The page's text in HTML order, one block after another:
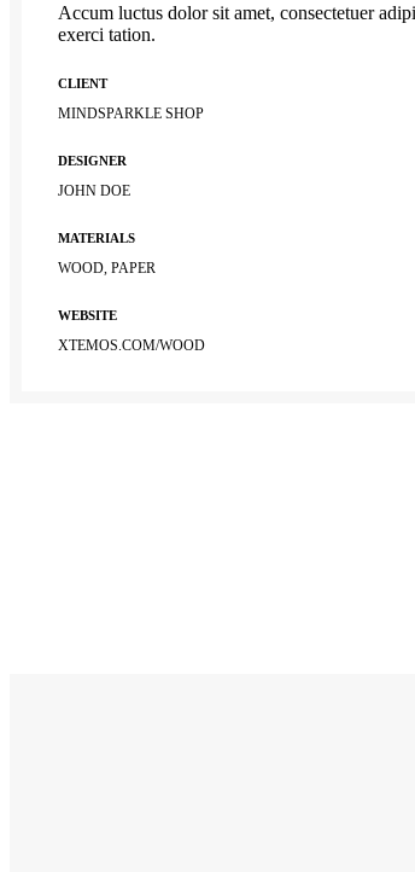
Accum luctus dolor sit amet, consectetuer
exerci tation.
CLIENT
MINDSPARKLE SHOP
DESIGNER
JOHN DOE
MATERIALS
WOOD, PAPER
WEBSITE
XTEMOS.COM/WOOD